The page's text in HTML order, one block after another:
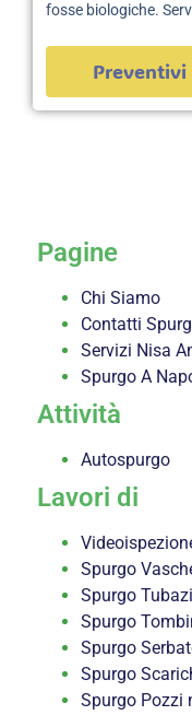
fosse biologiche.
Preventivi
Pagine
Chi Siamo
Contatti
Servizi Nisa
Spurgo A
Attività
Autospurgo
Lavori di
Spurgo
Spurgo
Spurgo
Spurgo
Spurgo
Spurgo Pozzi